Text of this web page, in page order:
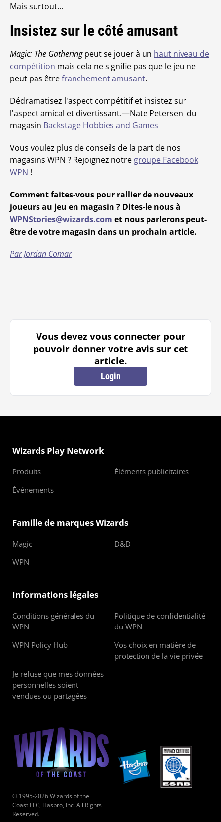
Mais surtout...
Insistez sur le côté amusant
Magic: The Gatheringpeut se jouer à un haut niveau de
compétition mais cela ne signifie pas que le jeu ne
peut pas êtrefranchement amusant.
Dédramatisez l'aspect compétitif et insistez sur
l'aspect amical et divertissant.—Nate Petersen, du
magasin Backstage Hobbies and Games
Vous voulez plus de conseils de la part de nos
magasins WPN ? Rejoignez notre groupe Facebook
WPN !
Comment faites-vous pour rallier de nouveaux
joueurs au jeu en magasin ? Dites-le nous à
WPNStories@wizards.com et nous parlerons peut-
être de votre magasin dans un prochain article.
Par Jordan Comar
Vous devez vous connecter pour
pouvoir donner votre avis sur cet
article.
Login
Wizards Play Network
Produits
Éléments publicitaires
Événements
Famille de marques Wizards
Magic
D&D
WPN
Informations légales
Conditions générales du
WPN
Politique de confidentialité
du WPN
WPN Policy Hub
Vos choix en matière de
protection de la vie privée
Je refuse que mes données
personnelles soient
vendues ou partagées
© 1995-2026 Wizards of the
Coast LLC, Hasbro, Inc. All Rights
Reserved.